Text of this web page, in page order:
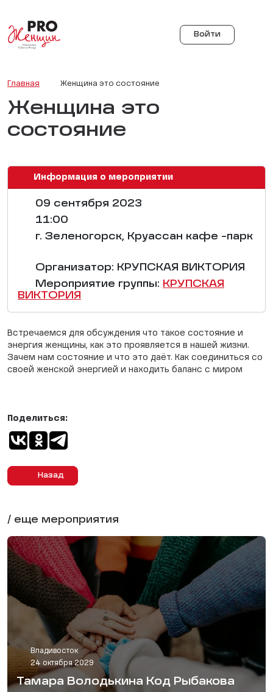
Войти
Главная Женщина это состояние
Женщина это
состояние
Информация о мероприятии
09 сентября 2023
11:00
г. Зеленогорск, Круассан кафе -парк
Организатор: KРУПСКАЯ ВИКТОРИЯ
Мероприятие группы: KРУПСКАЯ
ВИКТОРИЯ
Встречаемся для обсуждения что такое состояние и
энергия женщины, как это проявляется в нашей жизни.
Зачем нам состояние и что это даёт. Как соединиться со
своей женской энергией и находить баланс с миром
Назад
Поделиться:
/ еще мероприятия
Владивосток
24 октября 2029
Тамара Володькина Код Рыбакова